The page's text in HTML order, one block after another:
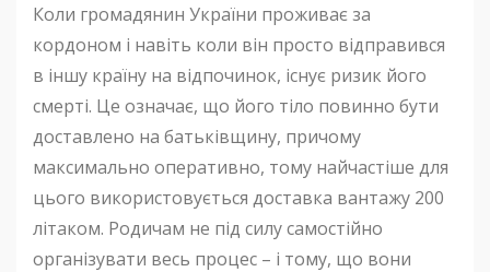
Коли громадянин України проживає за
кордоном і навіть коли він просто відправився
в іншу країну на відпочинок, існує ризик його
смерті. Це означає, що його тіло повинно бути
доставлено на батьківщину, причому
максимально оперативно, тому найчастіше для
цього використовується доставка вантажу 200
літаком. Родичам не під силу самостійно
організувати весь процес – і тому, що вони